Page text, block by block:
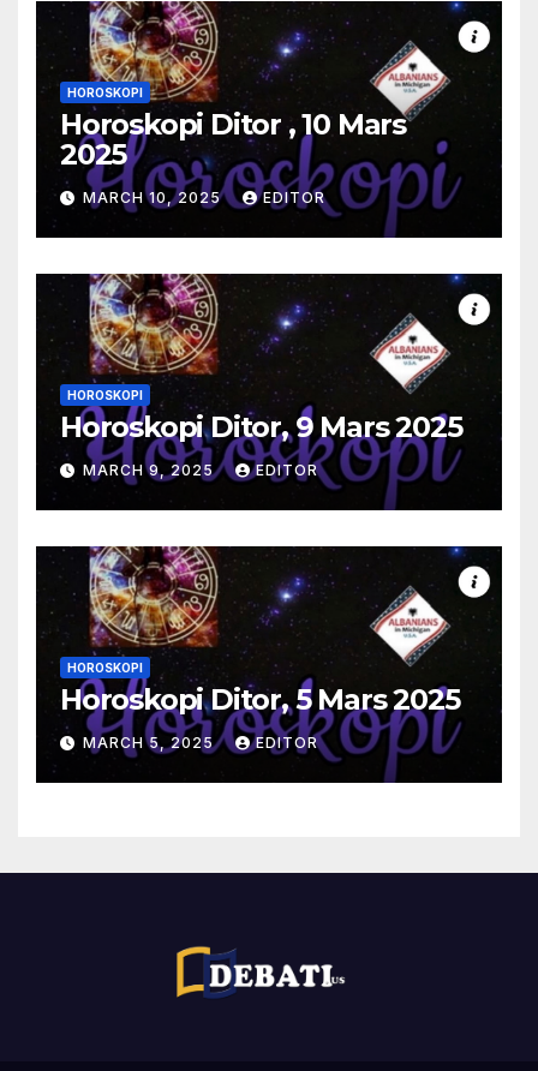
HOROSKOPI
Horoskopi Ditor , 10 Mars
2025
MARCH 10, 2025 EDITOR
HOROSKOPI
Horoskopi Ditor, 9 Mars 2025
MARCH 9, 2025 EDITOR
HOROSKOPI
Horoskopi Ditor, 5 Mars 2025
MARCH 5, 2025 EDITOR